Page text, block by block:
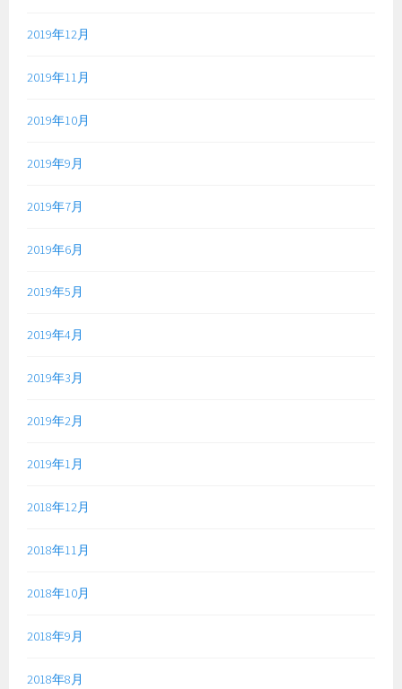
2019年12月
2019年11月
2019年10月
2019年9月
2019年7月
2019年6月
2019年5月
2019年4月
2019年3月
2019年2月
2019年1月
2018年12月
2018年11月
2018年10月
2018年9月
2018年8月